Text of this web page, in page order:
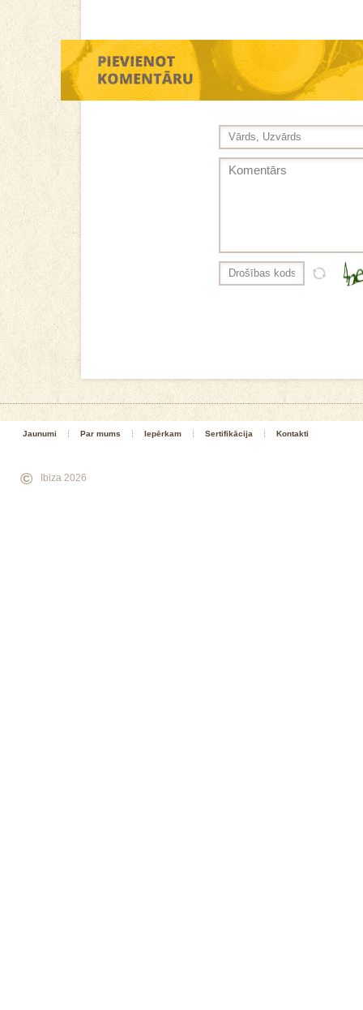
Jaunumi Par mums Iepērkam Sertifikācija Kontakti
© Ibiza 2026